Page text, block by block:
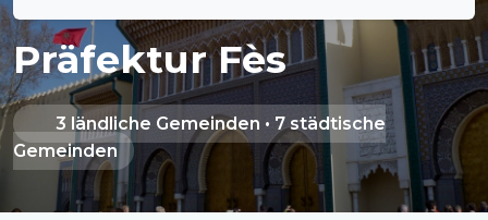
Präfektur Fès
3 ländliche Gemeinden • 7 städtische
Gemeinden